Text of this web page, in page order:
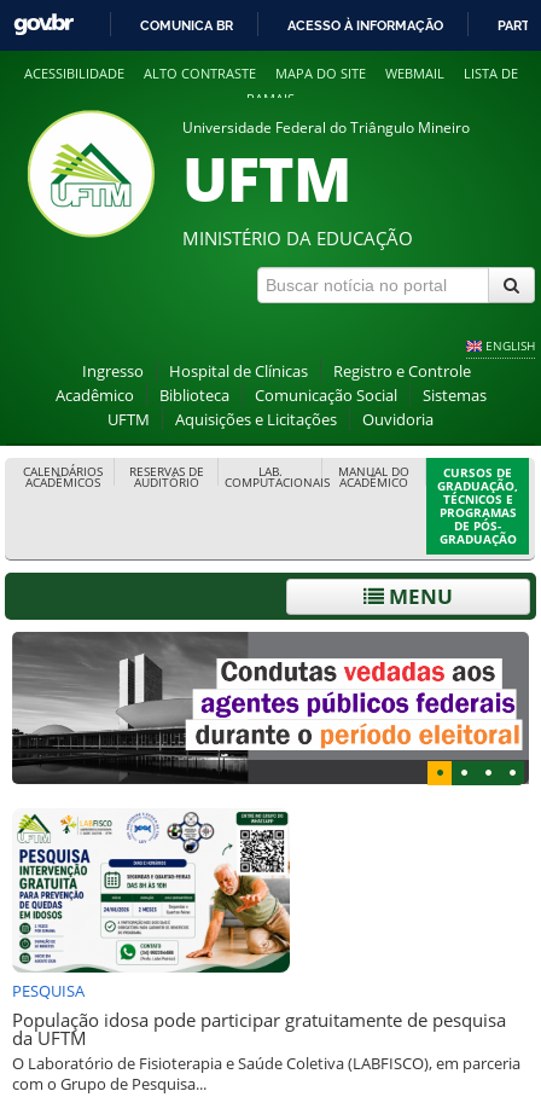
COMUNICA BR ACESSO À INFORMAÇÃO
ACESSIBILIDADE ALTO CONTRASTE MAPA DO SITE WEBMAIL
LISTA DE
RAMAIS
Universidade Federal do Triângulo Mineiro
UFTM
MINISTÉRIO DA EDUCAÇÃO
ENGLISH
Ingresso Hospital de Clínicas
Registro e Controle
Acadêmico
Biblioteca Comunicação Social
Sistemas
UFTM
Aquisições e Licitações Ouvidoria
CALENDÁRIOS
ACADÊMICOS
RESERVAS DE
AUDITÓRIO
LAB.
COMPUTACIONAIS
MANUAL DO
ACADÊMICO
CURSOS DE
GRADUAÇÃO,
TÉCNICOS E
PROGRAMAS
DE PÓS-
GRADUAÇÃO
MENU
PESQUISA
População idosa pode participar gratuitamente de pesquisa
da UFTM
O Laboratório de Fisioterapia e Saúde Coletiva (LABFISCO), em parceria
com o Grupo de Pesquisa...